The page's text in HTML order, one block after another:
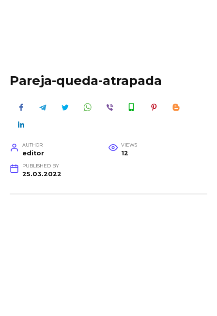
Pareja-queda-atrapada
AUTHOR
editor
VIEWS
12
PUBLISHED BY
25.03.2022